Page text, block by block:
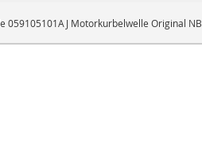
059105101AJ Motorkurbelwelle Original NB